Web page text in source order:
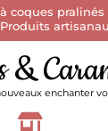
coques
&
enchanter